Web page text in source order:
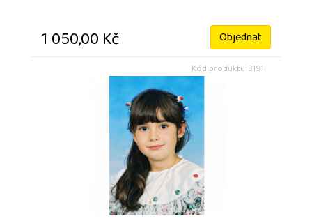
1 050,00 Kč Objednat
Kód produktu: 3191